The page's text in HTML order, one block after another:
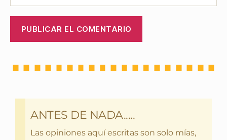
ANTES DE NADA.....
Las opiniones aquí escritas son solo mías,